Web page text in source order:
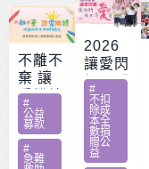
不離不
棄 讓
愛繼續
– 急難
家庭扶
助專案
#
公益
募款
#
急難
2026
讓愛閃
耀 – 公
益服務
方案補
助專案
勸募活
#
不扣
除成
本全
數捐
贈公
益